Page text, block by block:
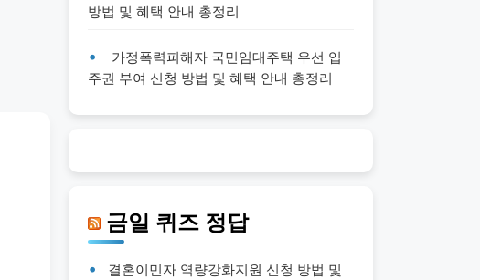
방법 및 혜택 안내 총정리
가정폭력피해자 국민임대주택 우선 입
주권 부여 신청 방법 및 혜택 안내 총정리
금일 퀴즈 정답
결혼이민자 역량강화지원 신청 방법 및